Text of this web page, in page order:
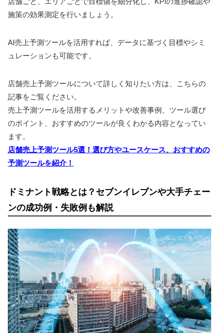
施策の効果測定を行いましょう。
AI売上予測ツールを活用すれば、データに基づく目標やシミ
ュレーションも可能です。
店舗売上予測ツールについて詳しく知りたい方は、こちらの
記事をご覧ください。
売上予測ツールを活用するメリットや改善事例、ツール選び
のポイント、おすすめのツールが良くわかる内容となってい
ます。
店舗売上予測ツール5選！選び方やユースケース、おすすめの
予測ツールを紹介！
ドミナント戦略とは？セブンイレブンや大手チェー
ンの成功例・失敗例も解説